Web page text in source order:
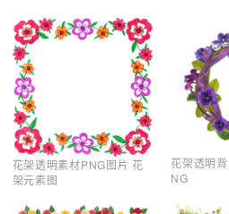
花架透明素材PNG图片 花
架元素图
花架透明
NG